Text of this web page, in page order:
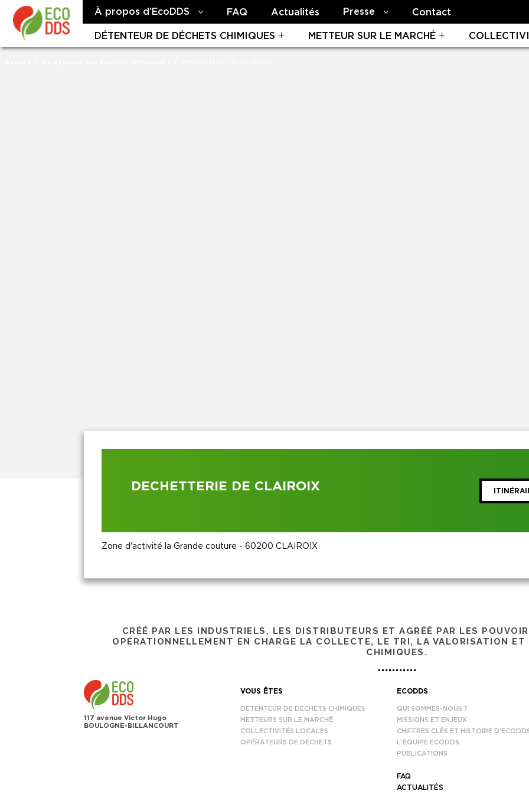
À propos d’EcoDDS FAQ Actualités Presse Contact
DÉTENTEUR DE DÉCHETS CHIMIQUES METTEUR SUR LE MARCHÉ
DECHETTERIE DE CLAIROIX
Zone d'activité la Grande couture - 60200 CLAIROIX
CRÉÉ PAR LES INDUSTRIELS, LES DISTRIBUTEURS ET AGRÉÉ PAR LES
OPÉRATIONNELLEMENT EN CHARGE LA COLLECTE, LE TRI, LA VALORISATION ET
CHIMIQUES.
117 avenue Victor Hugo
BOULOGNE-BILLANCOURT
VOUS ÊTES
DÉTENTEUR DE DÉCHETS CHIMIQUES
METTEURS SUR LE MARCHÉ
COLLECTIVITÉS LOCALES
OPÉRATEURS DE DÉCHETS
ECODDS
QUI SOMMES-NOUS ?
MISSIONS ET ENJEUX
CHIFFRES CLÉS ET HISTOIRE
L’ÉQUIPE ECODDS
PUBLICATIONS
FAQ
ACTUALITÉS